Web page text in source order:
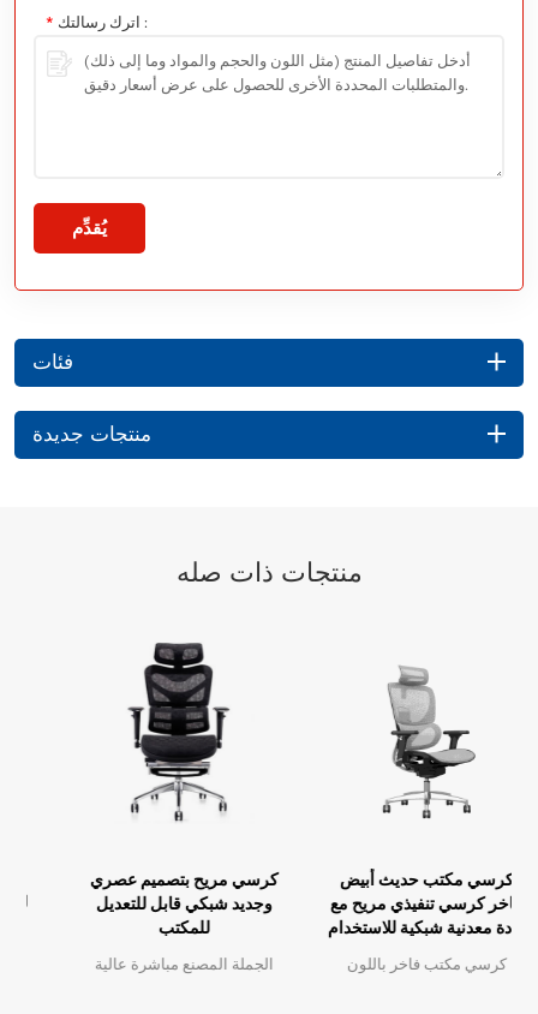
* اترك رسالتك :
يُقدِّم
فئات
منتجات جديدة
منتجات ذات صله
كرسي مريح بتصميم عصري
وجديد شبكي قابل للتعديل
للمكتب
الجملة المصنع مباشرة عالية
كرسي مكتب حديث أبيض
فاخر كرسي تنفيذي مريح مع
مادة معدنية شبكية للاستخدام
كرسي مكتب فاخر باللون